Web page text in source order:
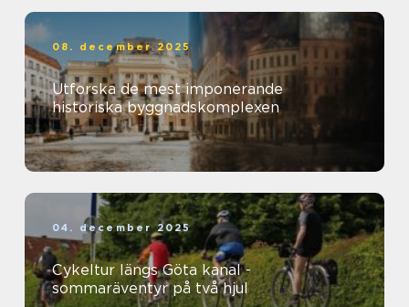
08. december 2025
Utforska de mest imponerande
historiska byggnadskomplexen
04. december 2025
Cykeltur längs Göta kanal -
sommaräventyr på två hjul